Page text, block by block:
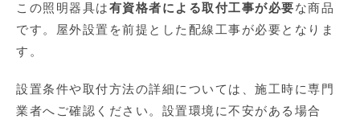
この照明器具は有資格者による取付工事が必要な商品
です。屋外設置を前提とした配線工事が必要となりま
す。
設置条件や取付方法の詳細については、施工時に専門
業者へご確認ください。設置環境に不安がある場合